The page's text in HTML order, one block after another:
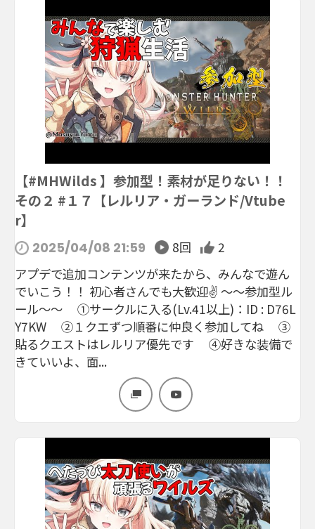
【#MHWilds 】参加型！素材が足りない！！
その２ #１７【レルリア・ガーランド/Vtube
r】
2025/04/08 21:59 8回
2
アプデで追加コンテンツが来たから、みんなで遊ん
でいこう！！ 初心者さんでも大歓迎✌ ～～参加型ル
ール～～ ①サークルに入る(Lv.41以上)：ID : D76L
Y7KW ②１クエずつ順番に仲良く参加してね ③
貼るクエストはレルリア優先です ④好きな装備で
きていいよ、面...